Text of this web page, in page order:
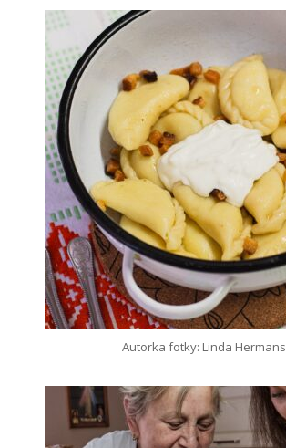
Autorka fotky: Linda Hermans